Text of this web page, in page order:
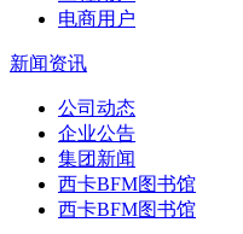
电商用户
新闻资讯
公司动态
企业公告
集团新闻
西卡BFM图书馆
西卡BFM图书馆